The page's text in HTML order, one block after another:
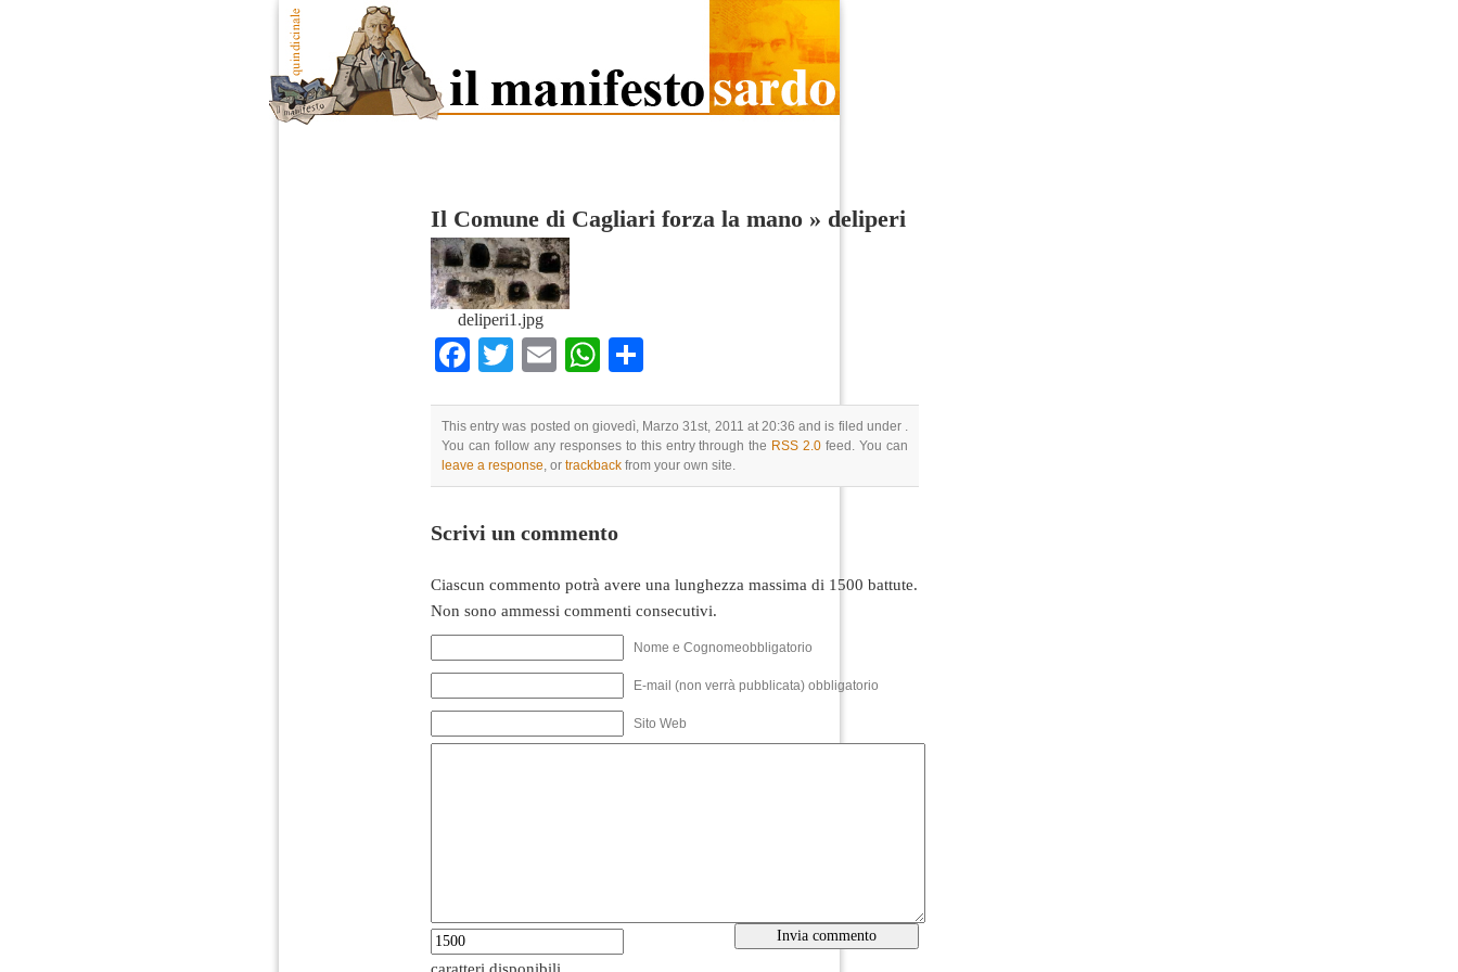
Il Comune di Cagliari forza la mano » deliperi
deliperi1.jpg
Facebook
TwitterEmailWhatsApp
This entry was posted on giovedì, Marzo 31st, 2011 at 20:36 and is filed under .
You can follow any responses to this entry through the RSS 2.0 feed. You can
leave a response, or trackback from your own site.
Scrivi un commento
Ciascun commento potrà avere una lunghezza massima di 1500 battute.
Non sono ammessi commenti consecutivi.
Nome e Cognomeobbligatorio
E-mail (non verrà pubblicata) obbligatorio
Sito Web